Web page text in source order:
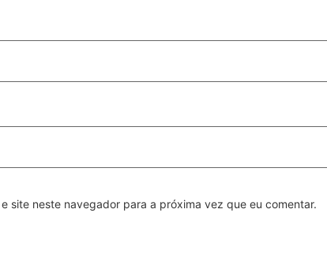
site neste navegador para a próxima vez que eu comentar.